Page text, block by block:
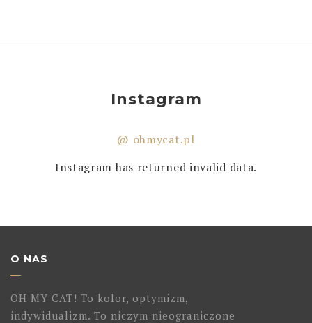
Instagram
@ ohmycat.pl
Instagram has returned invalid data.
O NAS
OH MY CAT! To kolor, optymizm,
indywidualizm. To niczym nieograniczone